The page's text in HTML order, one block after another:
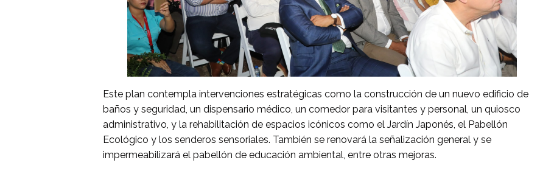
Este plan contempla intervenciones estratégicas como la construcción de un nuevo edificio de
baños y seguridad, un dispensario médico, un comedor para visitantes y personal, un quiosco
administrativo, y la rehabilitación de espacios icónicos como el Jardín Japonés, el Pabellón
Ecológico y los senderos sensoriales. También se renovará la señalización general y se
impermeabilizará el pabellón de educación ambiental, entre otras mejoras.